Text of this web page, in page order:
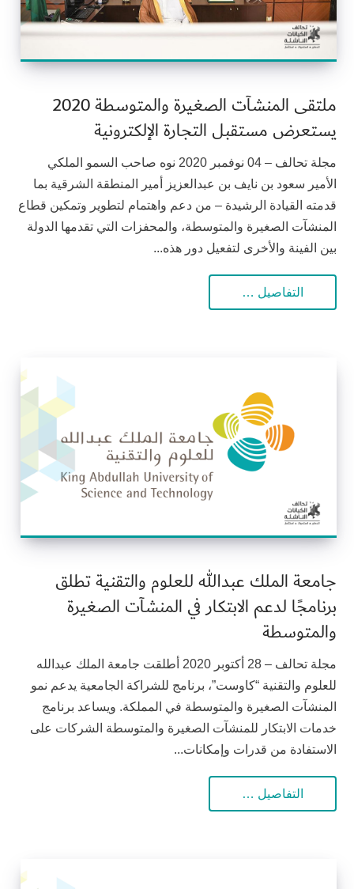
ملتقى المنشآت الصغيرة والمتوسطة 2020
يستعرض مستقبل التجارة الإلكترونية
مجلة تحالف – 04 نوفمبر 2020 نوه صاحب السمو الملكي
الأمير سعود بن نايف بن عبدالعزيز أمير المنطقة الشرقية بما
قدمته القيادة الرشيدة – من دعم واهتمام لتطوير وتمكين قطاع
المنشآت الصغيرة والمتوسطة، والمحفزات التي تقدمها الدولة
بين الفينة والأخرى لتفعيل دور هذه...
التفاصيل …
جامعة الملك عبدالله للعلوم والتقنية تطلق
برنامجًا لدعم الابتكار في المنشآت الصغيرة
والمتوسطة
مجلة تحالف – 28 أكتوبر 2020 أطلقت جامعة الملك عبدالله
للعلوم والتقنية “كاوست”، برنامج للشراكة الجامعية يدعم نمو
المنشآت الصغيرة والمتوسطة في المملكة. ويساعد برنامج
خدمات الابتكار للمنشآت الصغيرة والمتوسطة الشركات على
الاستفادة من قدرات وإمكانات...
التفاصيل …